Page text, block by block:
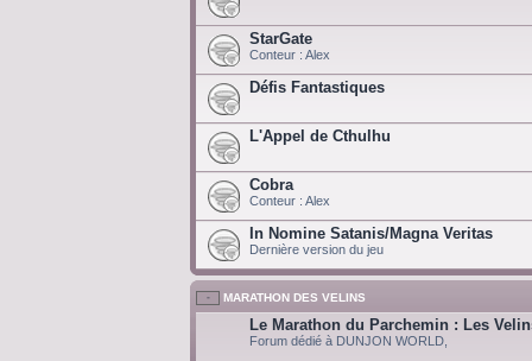
StarGate
Conteur : Alex
Défis Fantastiques
L'Appel de Cthulhu
Cobra
Conteur : Alex
In Nomine Satanis/Magna Veritas
Dernière version du jeu
MARATHON DES VELINS
Le Marathon du Parchemin : Les
Forum dédié à DUNJON WORLD,